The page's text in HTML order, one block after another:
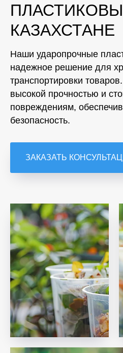
КАЗАХСТАНЕ
Наши ударопрочные
надежное решение для
транспортировки
высокой прочностью и
повреждениям,
безопасность.
ЗАКАЗАТЬ